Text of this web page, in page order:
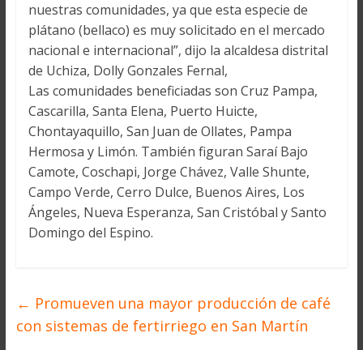
nuestras comunidades, ya que esta especie de
plátano (bellaco) es muy solicitado en el mercado
nacional e internacional”, dijo la alcaldesa distrital
de Uchiza, Dolly Gonzales Fernal,
Las comunidades beneficiadas son Cruz Pampa,
Cascarilla, Santa Elena, Puerto Huicte,
Chontayaquillo, San Juan de Ollates, Pampa
Hermosa y Limón. También figuran Saraí Bajo
Camote, Coschapi, Jorge Chávez, Valle Shunte,
Campo Verde, Cerro Dulce, Buenos Aires, Los
Ángeles, Nueva Esperanza, San Cristóbal y Santo
Domingo del Espino.
← Promueven una mayor producción de café
con sistemas de fertirriego en San Martín